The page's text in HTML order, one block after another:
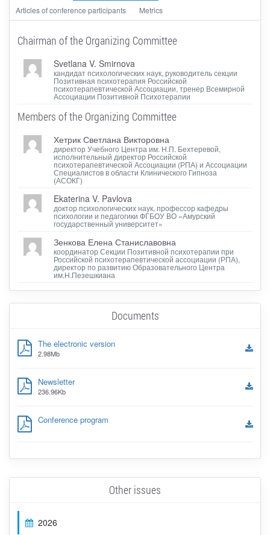
Articles of conference participants Metrics
Chairman of the Organizing Committee
Svetlana V. Smirnova
кандидат психологических наук, руководитель секции
Позитивная психотерапия Российской
психотерапевтической Ассоциации, тренер Всемирной
Ассоциации Позитивной Психотерапии
Members of the Organizing Committee
Хетрик Светлана Викторовна
директор Учебного Центра им. Н.П. Бехтеревой,
исполнительный директор Российской
психотерапевтической Ассоциации (РПА) и Ассоциации
Специалистов в области Клинического Гипноза
(АСОКГ)
Ekaterina V. Pavlova
доктор психологических наук, профессор кафедры
психологии и педагогики ФГБОУ ВО «Амурский
государственный университет»
Зенкова Елена Станиславовна
координатор Секции Позитивной психотерапии при
Российской психотерапевтической ассоциации (РПА),
директор по развитию Образовательного Центра
им.Н.Пезешкиана
Documents
The electronic version
2.98Mb
Newsletter
236.96Kb
Conference program
Other issues
2026